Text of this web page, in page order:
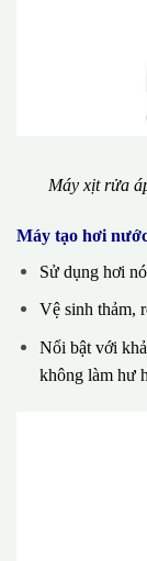
Máy xịt rửa
Máy tạo hơi
Sử dụng hơi
Vệ sinh thảm,
Nổi bật với
không làm hư